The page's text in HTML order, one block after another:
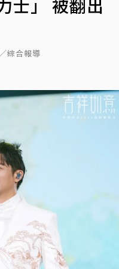
士」 被翻出
綜合報導